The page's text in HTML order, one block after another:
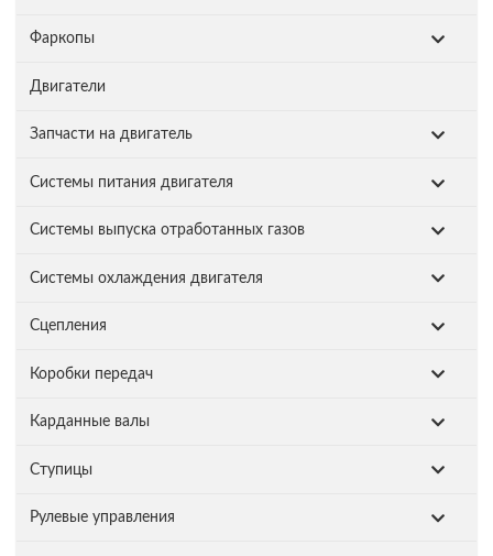
Фаркопы
Двигатели
Запчасти на двигатель
Системы питания двигателя
Системы выпуска отработанных газов
Системы охлаждения двигателя
Сцепления
Коробки передач
Карданные валы
Ступицы
Рулевые управления